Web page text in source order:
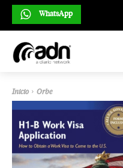
WhatsApp
Inicio Orbe